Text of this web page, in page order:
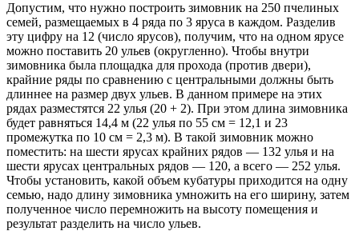
Допустим, что нужно построить зимовник на 250 пчелиных
семей, размещаемых в 4 ряда по 3 яруса в каждом. Разделив
эту цифру на 12 (число ярусов), получим, что на одном ярусе
можно поставить 20 ульев (округленно). Чтобы внутри
зимовника была площадка для прохода (против двери),
крайние ряды по сравнению с центральными должны быть
длиннее на размер двух ульев. В данном примере на этих
рядах разместятся 22 улья (20 + 2). При этом длина зимовника
будет равняться 14,4 м (22 улья по 55 см = 12,1 и 23
промежутка по 10 см = 2,3 м). В такой зимовник можно
поместить: на шести ярусах крайних рядов — 132 улья и на
шести ярусах центральных рядов — 120, а всего — 252 улья.
Чтобы установить, какой объем кубатуры приходится на одну
семью, надо длину зимовника умножить на его ширину, затем
полученное число перемножить на высоту помещения и
результат разделить на число ульев.